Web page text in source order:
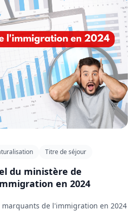
Titre de séjour
du ministère de
en 2024
marquants de l'immigration en 2024